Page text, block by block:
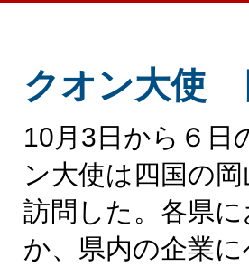
クオン大使
10月3日から６日
ン大使は四国の
訪問した。各県
か、県内の企業